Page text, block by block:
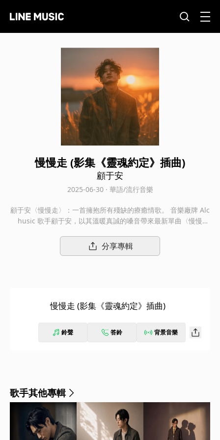
慢慢走 (影集《靈魂約定》插曲)
顧于安
2025-06-30 · 華語/流行音樂
顧于安〈慢慢走〉：一首擁抱所有殘缺的療癒情歌。 音樂廠牌 Alc
husic 歌手顧于安，以其溫暖真誠的嗓音帶來最新單曲〈慢慢
以溫柔的旋律，描繪了一段從孤單到相遇的深刻旅程。歌詞「是
你，帶走了我的不安，我的猶豫」 道盡了尋得歸屬的釋然；而副
分享專輯
慢慢走 (影集《靈魂約定》插曲)
鈴聲 答鈴 背景音樂
歌手其他專輯